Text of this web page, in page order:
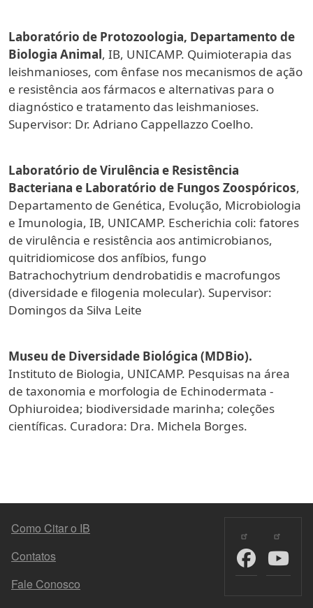
Laboratório de Protozoologia, Departamento de
Biologia Animal, IB, UNICAMP. Quimioterapia das
leishmanioses, com ênfase nos mecanismos de ação
e resistência aos fármacos e alternativas para o
diagnóstico e tratamento das leishmanioses.
Supervisor: Dr. Adriano Cappellazzo Coelho.
Laboratório de Virulência e Resistência
Bacteriana e Laboratório de Fungos Zoospóricos,
Departamento de Genética, Evolução, Microbiologia
e Imunologia, IB, UNICAMP. Escherichia coli: fatores
de virulência e resistência aos antimicrobianos,
quitridiomicose dos anfíbios, fungo
Batrachochytrium dendrobatidis e macrofungos
(diversidade e filogenia molecular). Supervisor:
Domingos da Silva Leite
Museu de Diversidade Biológica (MDBio).
Instituto de Biologia, UNICAMP. Pesquisas na área
de taxonomia e morfologia de Echinodermata -
Ophiuroidea; biodiversidade marinha; coleções
científicas. Curadora: Dra. Michela Borges.
MENU DO RODAPÉ
Como Citar o IB
Contatos
Fale Conosco